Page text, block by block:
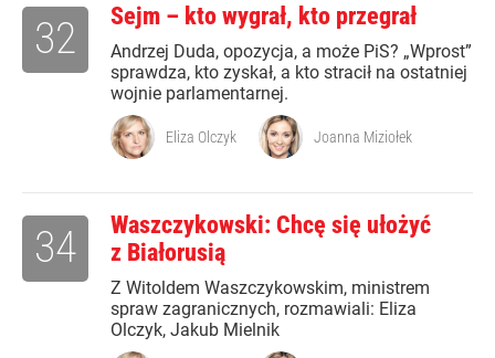
Sejm – kto wygrał, kto przegrał
Andrzej Duda, opozycja, a może PiS? „Wprost”
sprawdza, kto zyskał, a kto stracił na ostatniej
wojnie parlamentarnej.
32
Eliza Olczyk Joanna Miziołek
Waszczykowski: Chcę się ułożyć
z Białorusią
Z Witoldem Waszczykowskim, ministrem
spraw zagranicznych, rozmawiali: Eliza
Olczyk, Jakub Mielnik
34